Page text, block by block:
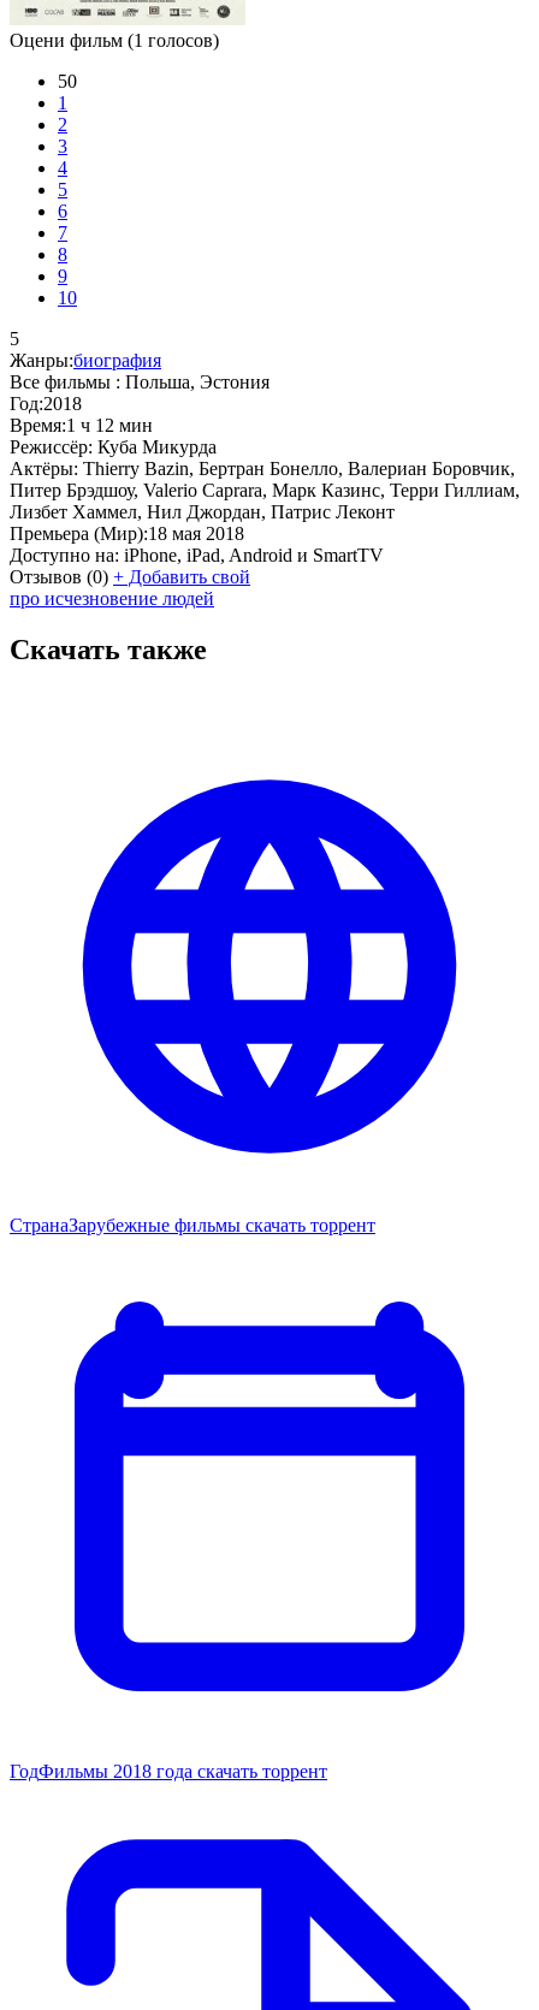
Оцени фильм (1 голосов)
50
1
2
3
4
5
6
7
8
9
10
5
Жанры:биография
Все фильмы : Польша, Эстония
Год:2018
Время:1 ч 12 мин
Режиссёр: Куба Микурда
Актёры: Thierry Bazin, Бертран Бонелло, Валериан Боровчик,
Питер Брэдшоу, Valerio Caprara, Марк Казинс, Терри Гиллиам,
Лизбет Хаммел, Нил Джордан, Патрис Леконт
Премьера (Мир):18 мая 2018
Доступно на: iPhone, iPad, Android и SmartTV
Отзывов (0) + Добавить свой
про исчезновение людей
Скачать также
СтранаЗарубежные фильмы скачать торрент
ГодФильмы 2018 года скачать торрент